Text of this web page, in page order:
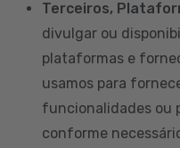
Terceiros,
divulgar ou
plataformas e
usamos para
funcionalidades ou
conforme